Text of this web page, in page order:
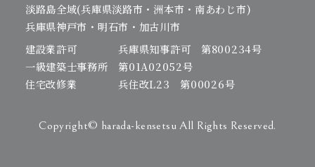
淡路島全域(兵庫県淡路市・洲本市・南あわじ市)
兵庫県神戸市・明石市・加古川市
建設業許可 兵庫県知事許可 第800234号
一級建築士事務所 第01A02052号
住宅改修業 兵住改L23 第00026号
Copyright© harada-kensetsu All Rights Reserved.